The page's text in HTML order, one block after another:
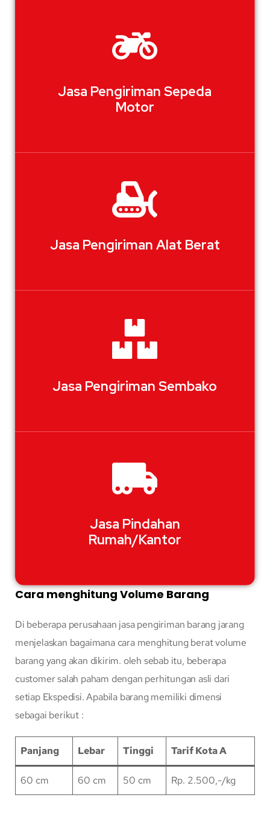
Jasa Pengiriman Sepeda
Motor
Jasa Pengiriman Alat Berat
Jasa Pengiriman Sembako
Jasa Pindahan
Rumah/Kantor
Cara menghitung Volume Barang
Di beberapa perusahaan jasa pengiriman barang jarang
menjelaskan bagaimana cara menghitung berat volume
barang yang akan dikirim. oleh sebab itu, beberapa
customer salah paham dengan perhitungan asli dari
setiap Ekspedisi. Apabila barang memiliki dimensi
sebagai berikut :
Panjang Lebar Tinggi Tarif Kota A
60 cm 60 cm 50 cm Rp. 2.500,-/kg